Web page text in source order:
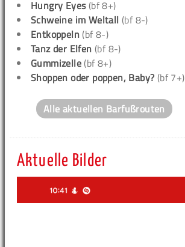
Hungry Eyes(bf 8+)
Schweine im Weltall (bf 8-)
Entkoppeln (bf 8-)
Tanz der Elfen (bf 8-)
Gummizelle (bf 8+)
Shoppen oder poppen, Baby? (bf 7+)
Alle aktuellen Barfußrouten
Aktuelle Bilder